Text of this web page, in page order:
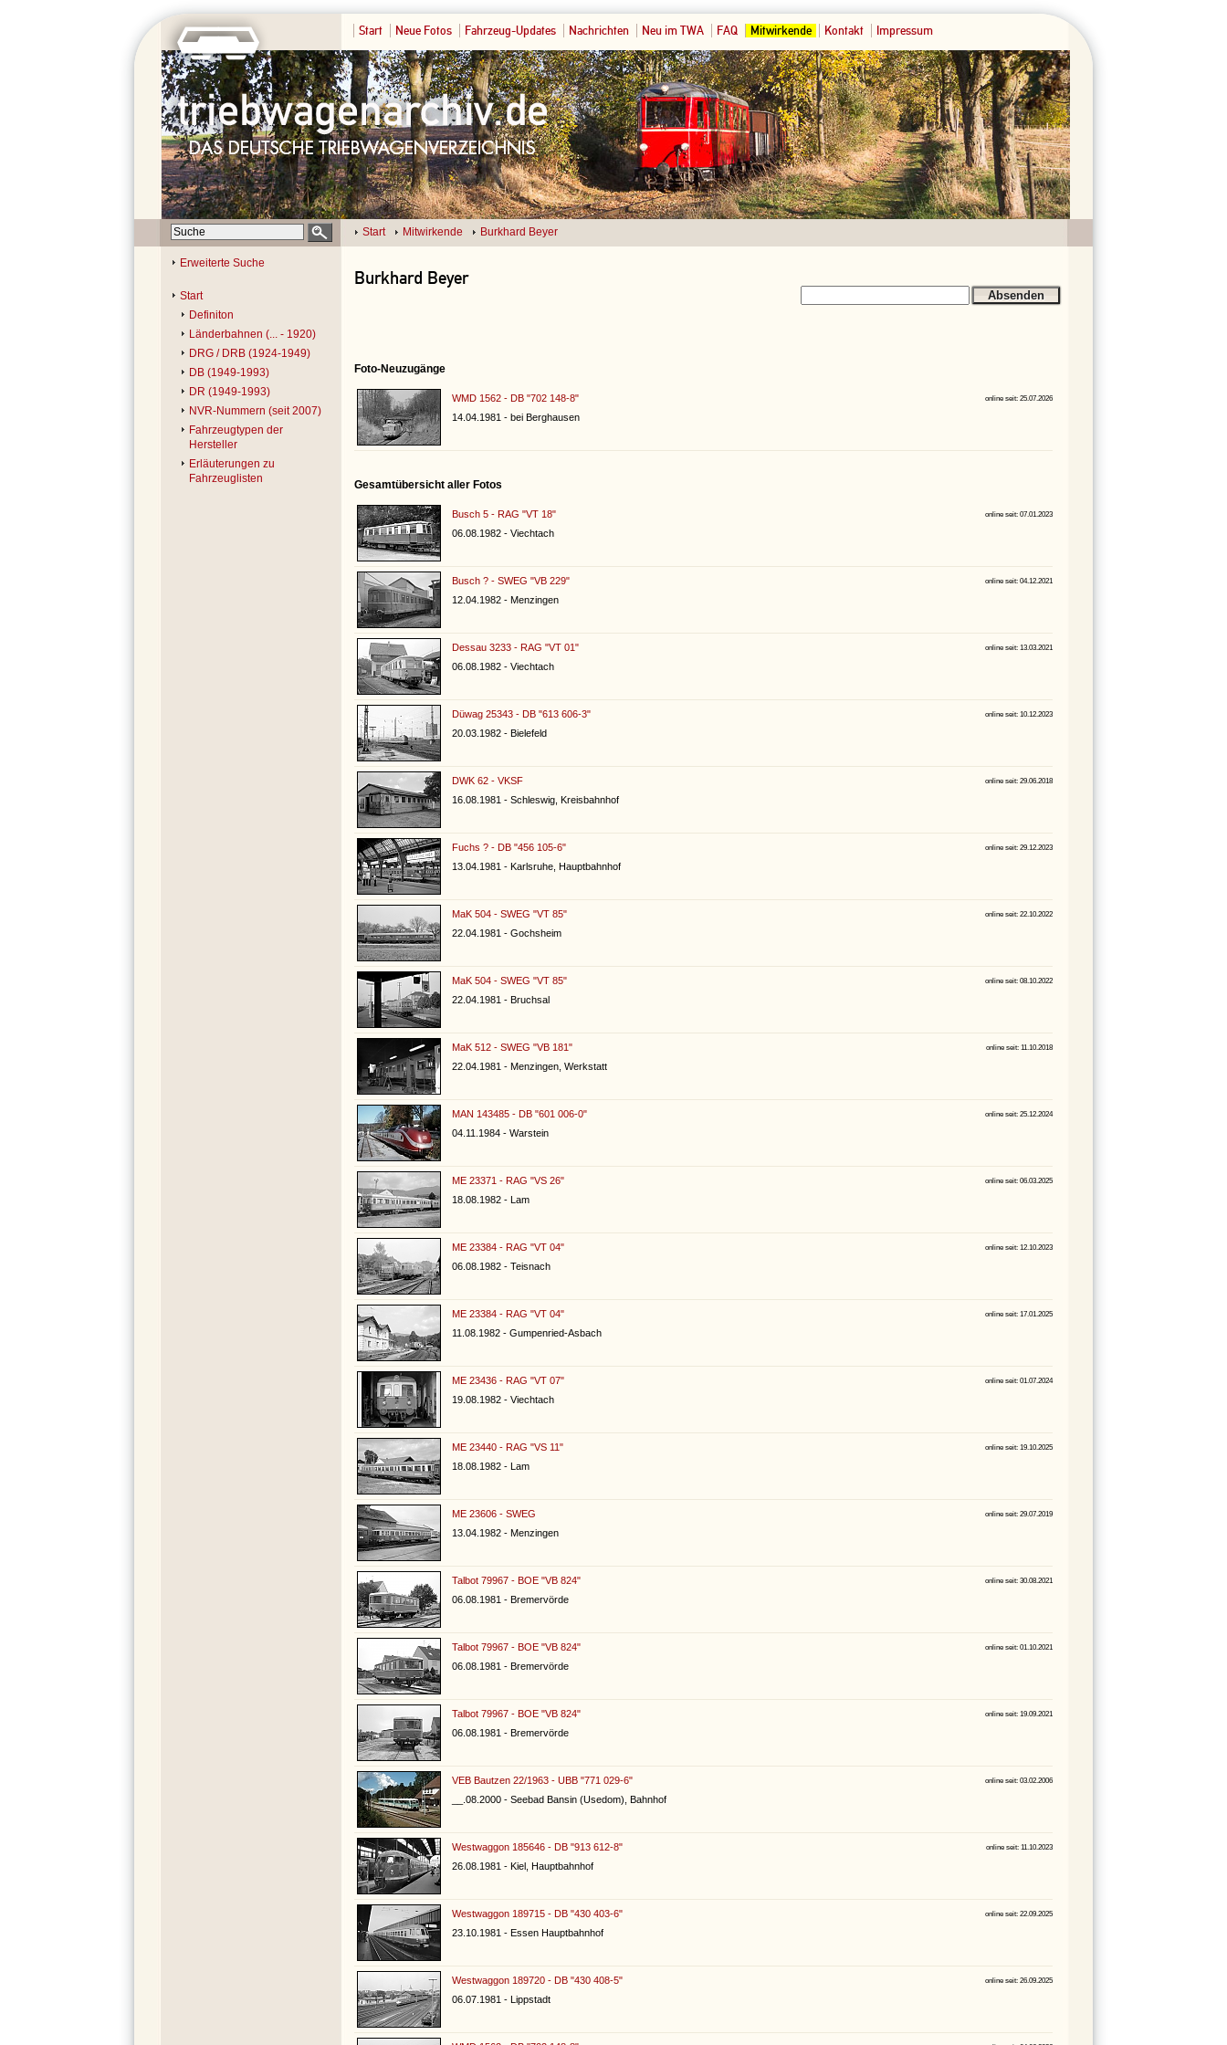
Start Neue Fotos Fahrzeug-Updates Nachrichten Neu im TWA FAQ Mitwirkende Kontakt Impressum
Start Mitwirkende Burkhard Beyer
Erweiterte Suche
Start
Definiton
Länderbahnen (... - 1920)
DRG / DRB (1924-1949)
DB (1949-1993)
DR (1949-1993)
NVR-Nummern (seit 2007)
Fahrzeugtypen der
Hersteller
Erläuterungen zu
Fahrzeuglisten
Burkhard Beyer
Foto-Neuzugänge
WMD 1562 - DB "702 148-8"
14.04.1981 - bei Berghausen
online seit: 25.07.2026
Gesamtübersicht aller Fotos
Busch 5 - RAG "VT 18"
06.08.1982 - Viechtach
online seit: 07.01.2023
Busch ? - SWEG "VB 229"
12.04.1982 - Menzingen
online seit: 04.12.2021
Dessau 3233 - RAG "VT 01"
06.08.1982 - Viechtach
online seit: 13.03.2021
Düwag 25343 - DB "613 606-3"
20.03.1982 - Bielefeld
online seit: 10.12.2023
DWK 62 - VKSF
16.08.1981 - Schleswig, Kreisbahnhof
online seit: 29.06.2018
Fuchs ? - DB "456 105-6"
13.04.1981 - Karlsruhe, Hauptbahnhof
online seit: 29.12.2023
MaK 504 - SWEG "VT 85"
22.04.1981 - Gochsheim
online seit: 22.10.2022
MaK 504 - SWEG "VT 85"
22.04.1981 - Bruchsal
online seit: 08.10.2022
MaK 512 - SWEG "VB 181"
22.04.1981 - Menzingen, Werkstatt
online seit: 11.10.2018
MAN 143485 - DB "601 006-0"
04.11.1984 - Warstein
online seit: 25.12.2024
ME 23371 - RAG "VS 26"
18.08.1982 - Lam
online seit: 06.03.2025
ME 23384 - RAG "VT 04"
06.08.1982 - Teisnach
online seit: 12.10.2023
ME 23384 - RAG "VT 04"
11.08.1982 - Gumpenried-Asbach
online seit: 17.01.2025
ME 23436 - RAG "VT 07"
19.08.1982 - Viechtach
online seit: 01.07.2024
ME 23440 - RAG "VS 11"
18.08.1982 - Lam
online seit: 19.10.2025
ME 23606 - SWEG
13.04.1982 - Menzingen
online seit: 29.07.2019
Talbot 79967 - BOE "VB 824"
06.08.1981 - Bremervörde
online seit: 30.08.2021
Talbot 79967 - BOE "VB 824"
06.08.1981 - Bremervörde
online seit: 01.10.2021
Talbot 79967 - BOE "VB 824"
06.08.1981 - Bremervörde
online seit: 19.09.2021
VEB Bautzen 22/1963 - UBB "771 029-6"
__.08.2000 - Seebad Bansin (Usedom), Bahnhof
online seit: 03.02.2006
Westwaggon 185646 - DB "913 612-8"
26.08.1981 - Kiel, Hauptbahnhof
online seit: 11.10.2023
Westwaggon 189715 - DB "430 403-6"
23.10.1981 - Essen Hauptbahnhof
online seit: 22.09.2025
Westwaggon 189720 - DB "430 408-5"
06.07.1981 - Lippstadt
online seit: 26.09.2025